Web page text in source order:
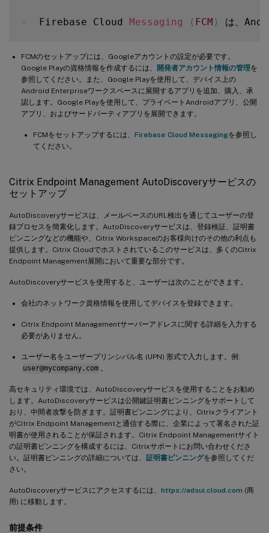
-
  Firebase Cloud
Messaging ( FCM )
FCMのセットアップには、Googleアカウントの設定が必要です。
Google Playの資格情報を作成するには、
開発者アカウント情報の管理を
参照してください。また、Google Playを使用して、デバイス上の
Android Enterpriseワークスペースに展開するアプリを追加、購入、承
認します。Google Playを使用して、プライベートAndroidアプリ、公開
アプリ、およびサードパーティアプリを展開できます。
FCMをセットアップするには、 Firebase Cloud Messagingを参照し
てください。
Citrix Endpoint Management AutoDiscoveryサービスの
セットアップ
AutoDiscoveryサービスは、メールベースのURL検出を通じてユーザーの登
録プロセスを簡素化します。AutoDiscoveryサービスは、登録検証、証明書
ピンニングなどの機能や、Citrix Workspaceのお客様向けのその他の利点も
提供します。Citrix Cloudでホストされているこのサービスは、多くのCitrix
Endpoint Management展開において重要な部分です。
AutoDiscoveryサービスを使用すると、ユーザーは次のことができます。
会社のネットワーク資格情報を使用してデバイスを登録できます。
Citrix Endpoint Managementサーバーアドレスに関する詳細を入力する
必要がありません。
ユーザー名をユーザープリンシパル名 (UPN) 形式で入力します。例:
user@mycompany.com 。
高セキュリティ環境では、AutoDiscoveryサービスを使用することをお勧め
します。AutoDiscoveryサービスは公開鍵証明書ピンニングをサポートして
おり、中間者攻撃を防ぎます。証明書ピンニングにより、Citrixクライアント
がCitrix Endpoint Managementと通信する際に、企業によって署名された証
明書が使用されることが保証されます。Citrix Endpoint Managementサイト
の証明書ピンニングを構成するには、Citrixサポートにお問い合わせくださ
い。証明書ピンニングの詳細については、 証明書ピンニングを参照してくだ
さい。
AutoDiscoveryサービスにアクセスするには、 https://adsui.cloud.com (商
用) に移動します。
前提条件